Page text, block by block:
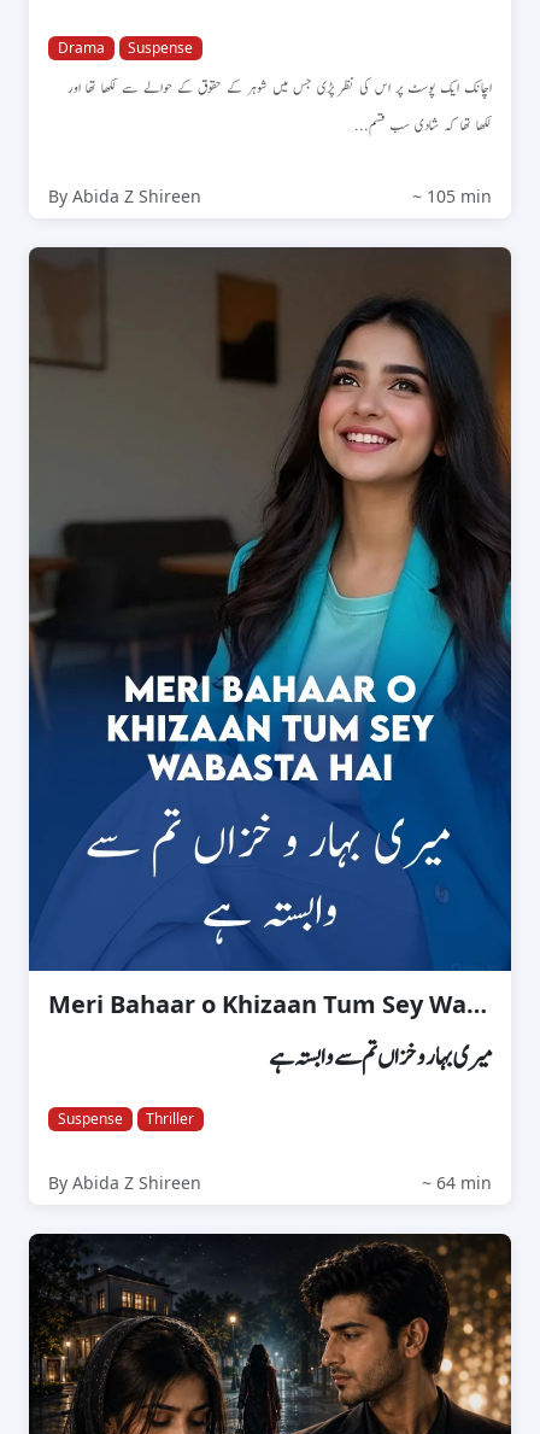
Drama Suspense
اچانک ایک پوسٹ پر اس کی نظر پڑی جس میں شوہر کے حقوق کے حوالے سے لکھا تھا اور
لکھا تھا کہ شادی سب قسم...
By Abida Z Shireen ~ 105 min
Meri Bahaar o Khizaan Tum Sey Wabasta Hai
میری بہار و خزاں تم سے وابستہ ہے
Suspense Thriller
By Abida Z Shireen ~ 64 min